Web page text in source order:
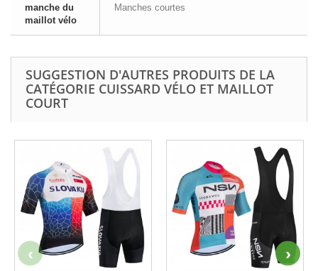
manche du
maillot vélo
Manches courtes
SUGGESTION D'AUTRES PRODUITS DE LA
CATÉGORIE CUISSARD VÉLO ET MAILLOT
COURT